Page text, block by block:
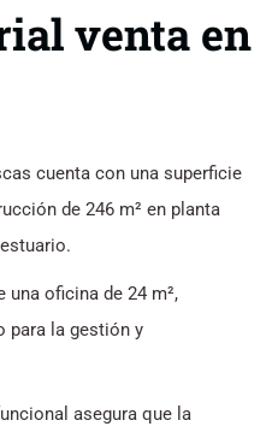
venta en
cuenta con una superficie
de 246 m² en planta
una oficina de 24 m²,
para la gestión y
asegura que la